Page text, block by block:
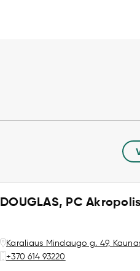
DOUGLAS, PC Akropolis
Karaliaus Mindaugo g. 49,
+370 614 93220